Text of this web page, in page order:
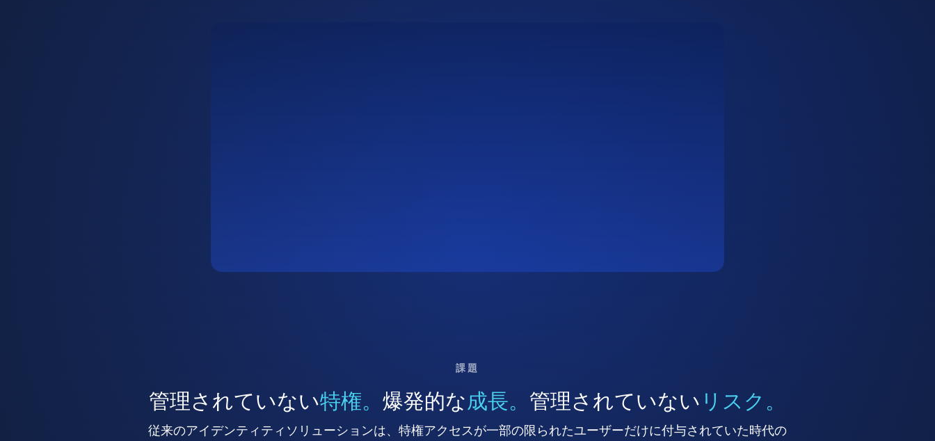
課題
管理されていない特権。 爆発的な成長。 管理されていない リスク。
従来のアイデンティティソリューションは、特権アクセスが一部の限られたユーザーだけに付与されていた時代の